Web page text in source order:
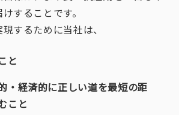
することです。
するために当社は、
と
・経済的に正しい道を最短の距
こと